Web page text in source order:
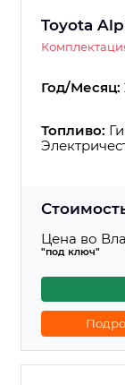
Toyota
Год/Месяц:
Топливо:
Цена во
"под ключ"